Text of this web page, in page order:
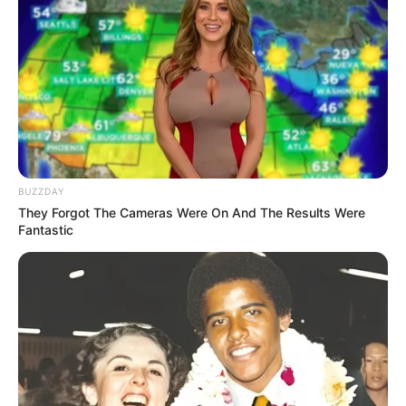
diketahui nilainya. Namun berdasarkan perhitungan pada tahun
2020, totalnya mencapai sekitar Rp74,9 miliar.
BUZZDAY
They Forgot The Cameras Were On And The Results Were
Fantastic